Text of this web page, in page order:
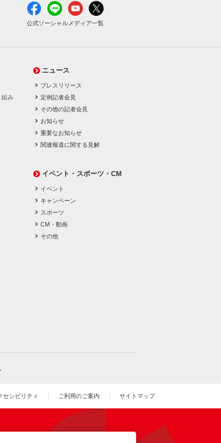
公式ソーシャルメディア一覧
組み
ニュース
プレスリリース
定例記者会見
その他の記者会見
お知らせ
重要なお知らせ
関連報道に関する見解
イベント・スポーツ・CM
イベント
キャンペーン
スポーツ
CM・動画
その他
セシビリティ ご利用のご案内 サイトマップ